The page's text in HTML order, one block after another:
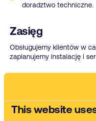
This website
doradztwo techniczne.
Zasięg
Obsługujemy klientów w
zaplanujemy instalację i
Poza Polską,
krajach europejskich, a